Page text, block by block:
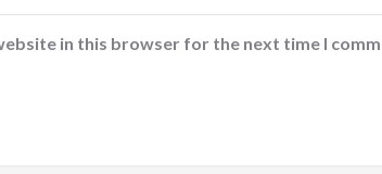
in this browser for the next time I